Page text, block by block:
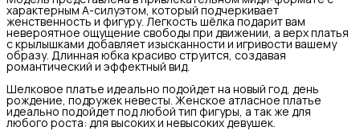
характерным А-силуэтом, который подчеркивает
женственность и фигуру. Легкость шёлка подарит вам
невероятное ощущение свободы при движении, а верх платья
с крылышками добавляет изысканности и игривости вашему
образу. Длинная юбка красиво струится, создавая
романтический и эффектный вид.
Шелковое платье идеально подойдет на новый год, день
рождение, подружек невесты. Женское атласное платье
идеально подойдет под любой тип фигуры, а так же для
любого роста: для высоких и невысоких девушек.